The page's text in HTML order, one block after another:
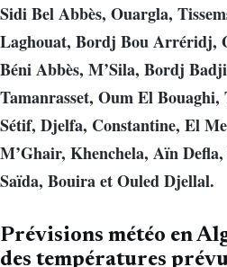
Sidi Bel Abbès, Ouargla,
Laghouat, Bordj Bou Arréridj,
Béni Abbès, M’Sila, Bordj
Tamanrasset, Oum El Bouaghi,
Sétif, Djelfa, Constantine, El
M’Ghair, Khenchela, Aïn
Saïda, Bouira et Ouled Djellal.
Prévisions météo en
des températures